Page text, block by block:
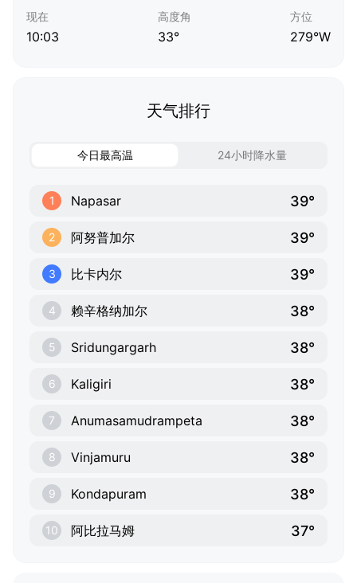
现在
10:03
高度角
33°
方位
279°W
天气排行
今日最高温 24小时降水量
1 Napasar 39°
2 阿努普加尔 39°
3 比卡内尔 39°
4 赖辛格纳加尔 38°
5 Sridungargarh 38°
6 Kaligiri 38°
7 Anumasamudrampeta 38°
8 Vinjamuru 38°
9 Kondapuram 38°
10 阿比拉马姆 37°